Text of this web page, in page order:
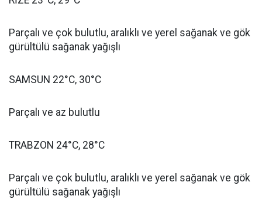
Parçalı ve çok bulutlu, aralıklı ve yerel sağanak ve gök
gürültülü sağanak yağışlı
SAMSUN 22°C, 30°C
Parçalı ve az bulutlu
TRABZON 24°C, 28°C
Parçalı ve çok bulutlu, aralıklı ve yerel sağanak ve gök
gürültülü sağanak yağışlı